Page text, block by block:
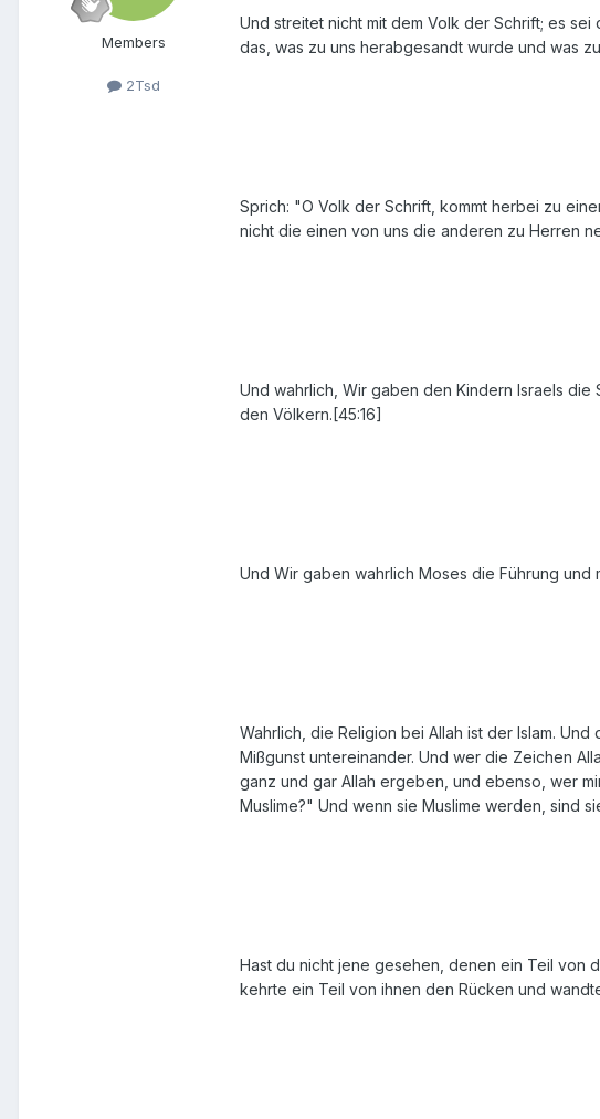
Members
2Tsd
Und streitet nicht mit dem Volk der Schrift; es
das, was zu uns herabgesandt wurde und was
Sprich: "O Volk der Schrift, kommt herbei zu
nicht die einen von uns die anderen zu Herren
Und wahrlich, Wir gaben den Kindern Israels
den Völkern.[45:16]
Und Wir gaben wahrlich Moses die Führung
Wahrlich, die Religion bei Allah ist der Islam.
Mißgunst untereinander. Und wer die Zeichen
ganz und gar Allah ergeben, und ebenso, wer
Muslime?" Und wenn sie Muslime werden, sind
Hast du nicht jene gesehen, denen ein Teil von
kehrte ein Teil von ihnen den Rücken und